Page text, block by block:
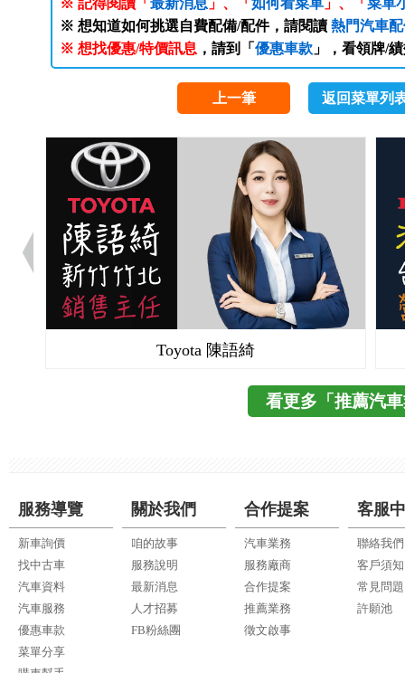
※ 記得閱讀「 最新消息 」、「 如何看菜單」、「 菜單
※ 想知道如何挑選自費配備/配件，請閱讀 熱門汽車
※ 想找優惠/特價訊息 ，請到「 優惠車款」，看領牌/
上一筆 返回菜單列
Toyota 陳語綺
看更多「推薦汽
服務導覽
新車詢價
找中古車
汽車資料
汽車服務
優惠車款
菜單分享
關於我們
咱的故事
服務說明
最新消息
人才招募
FB粉絲團
合作提案
汽車業務
服務廠商
合作提案
推薦業務
徵文啟事
客服
聯絡我們
客戶須知
常見問題
許願池